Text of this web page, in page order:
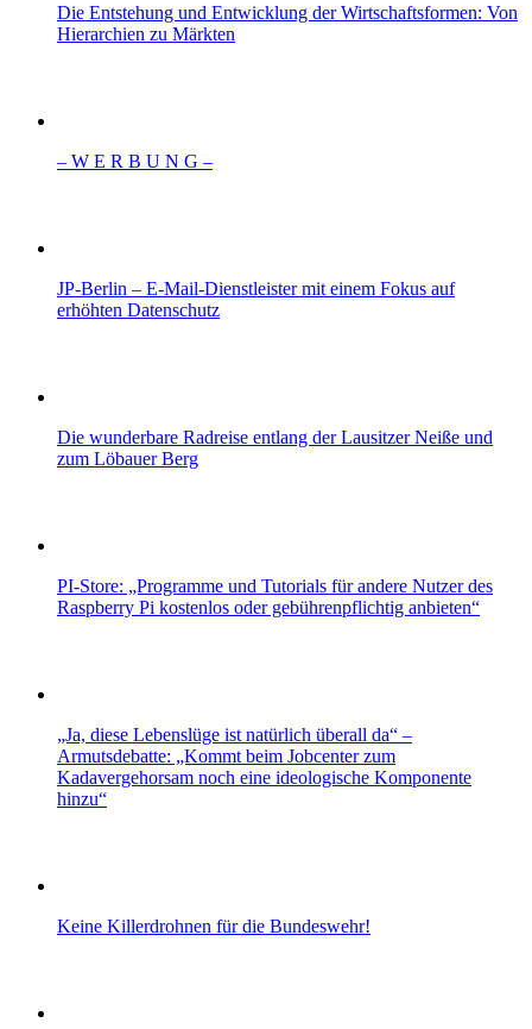
Die Entstehung und Entwicklung der Wirtschaftsformen: Von
Hierarchien zu Märkten
– W Ε R Β U Ν G –
JP-Berlin – E-Mail-Dienstleister mit einem Fokus auf
erhöhten Datenschutz
Die wunderbare Radreise entlang der Lausitzer Neiße und
zum Löbauer Berg
PI-Store: „Programme und Tutorials für andere Nutzer des
Raspberry Pi kostenlos oder gebührenpflichtig anbieten“
„Ja, diese Lebenslüge ist natürlich überall da“ –
Armutsdebatte: „Kommt beim Jobcenter zum
Kadavergehorsam noch eine ideologische Komponente
hinzu“
Keine Killerdrohnen für die Bundeswehr!